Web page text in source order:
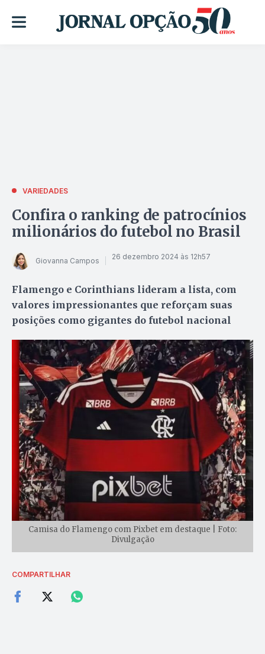
VARIEDADES
Confira o ranking de patrocínios
milionários do futebol no Brasil
Giovanna Campos 26 dezembro 2024 às 12h57
Flamengo e Corinthians lideram a lista, com
valores impressionantes que reforçam suas
posições como gigantes do futebol nacional
Camisa do Flamengo com Pixbet em destaque | Foto:
Divulgação
COMPARTILHAR